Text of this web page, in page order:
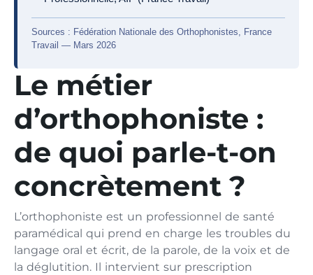
Sources : Fédération Nationale des Orthophonistes, France
Travail — Mars 2026
Le métier
d’orthophoniste :
de quoi parle-t-on
concrètement ?
L’orthophoniste est un professionnel de santé
paramédical qui prend en charge les troubles du
langage oral et écrit, de la parole, de la voix et de
la déglutition. Il intervient sur prescription